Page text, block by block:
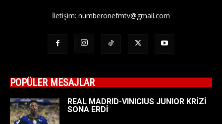
İletişim: numberonefmtv@gmail.com
POPÜLER MESAJLAR
REAL MADRID-VINICIUS JUNIOR KRİZİ
SONA ERDİ